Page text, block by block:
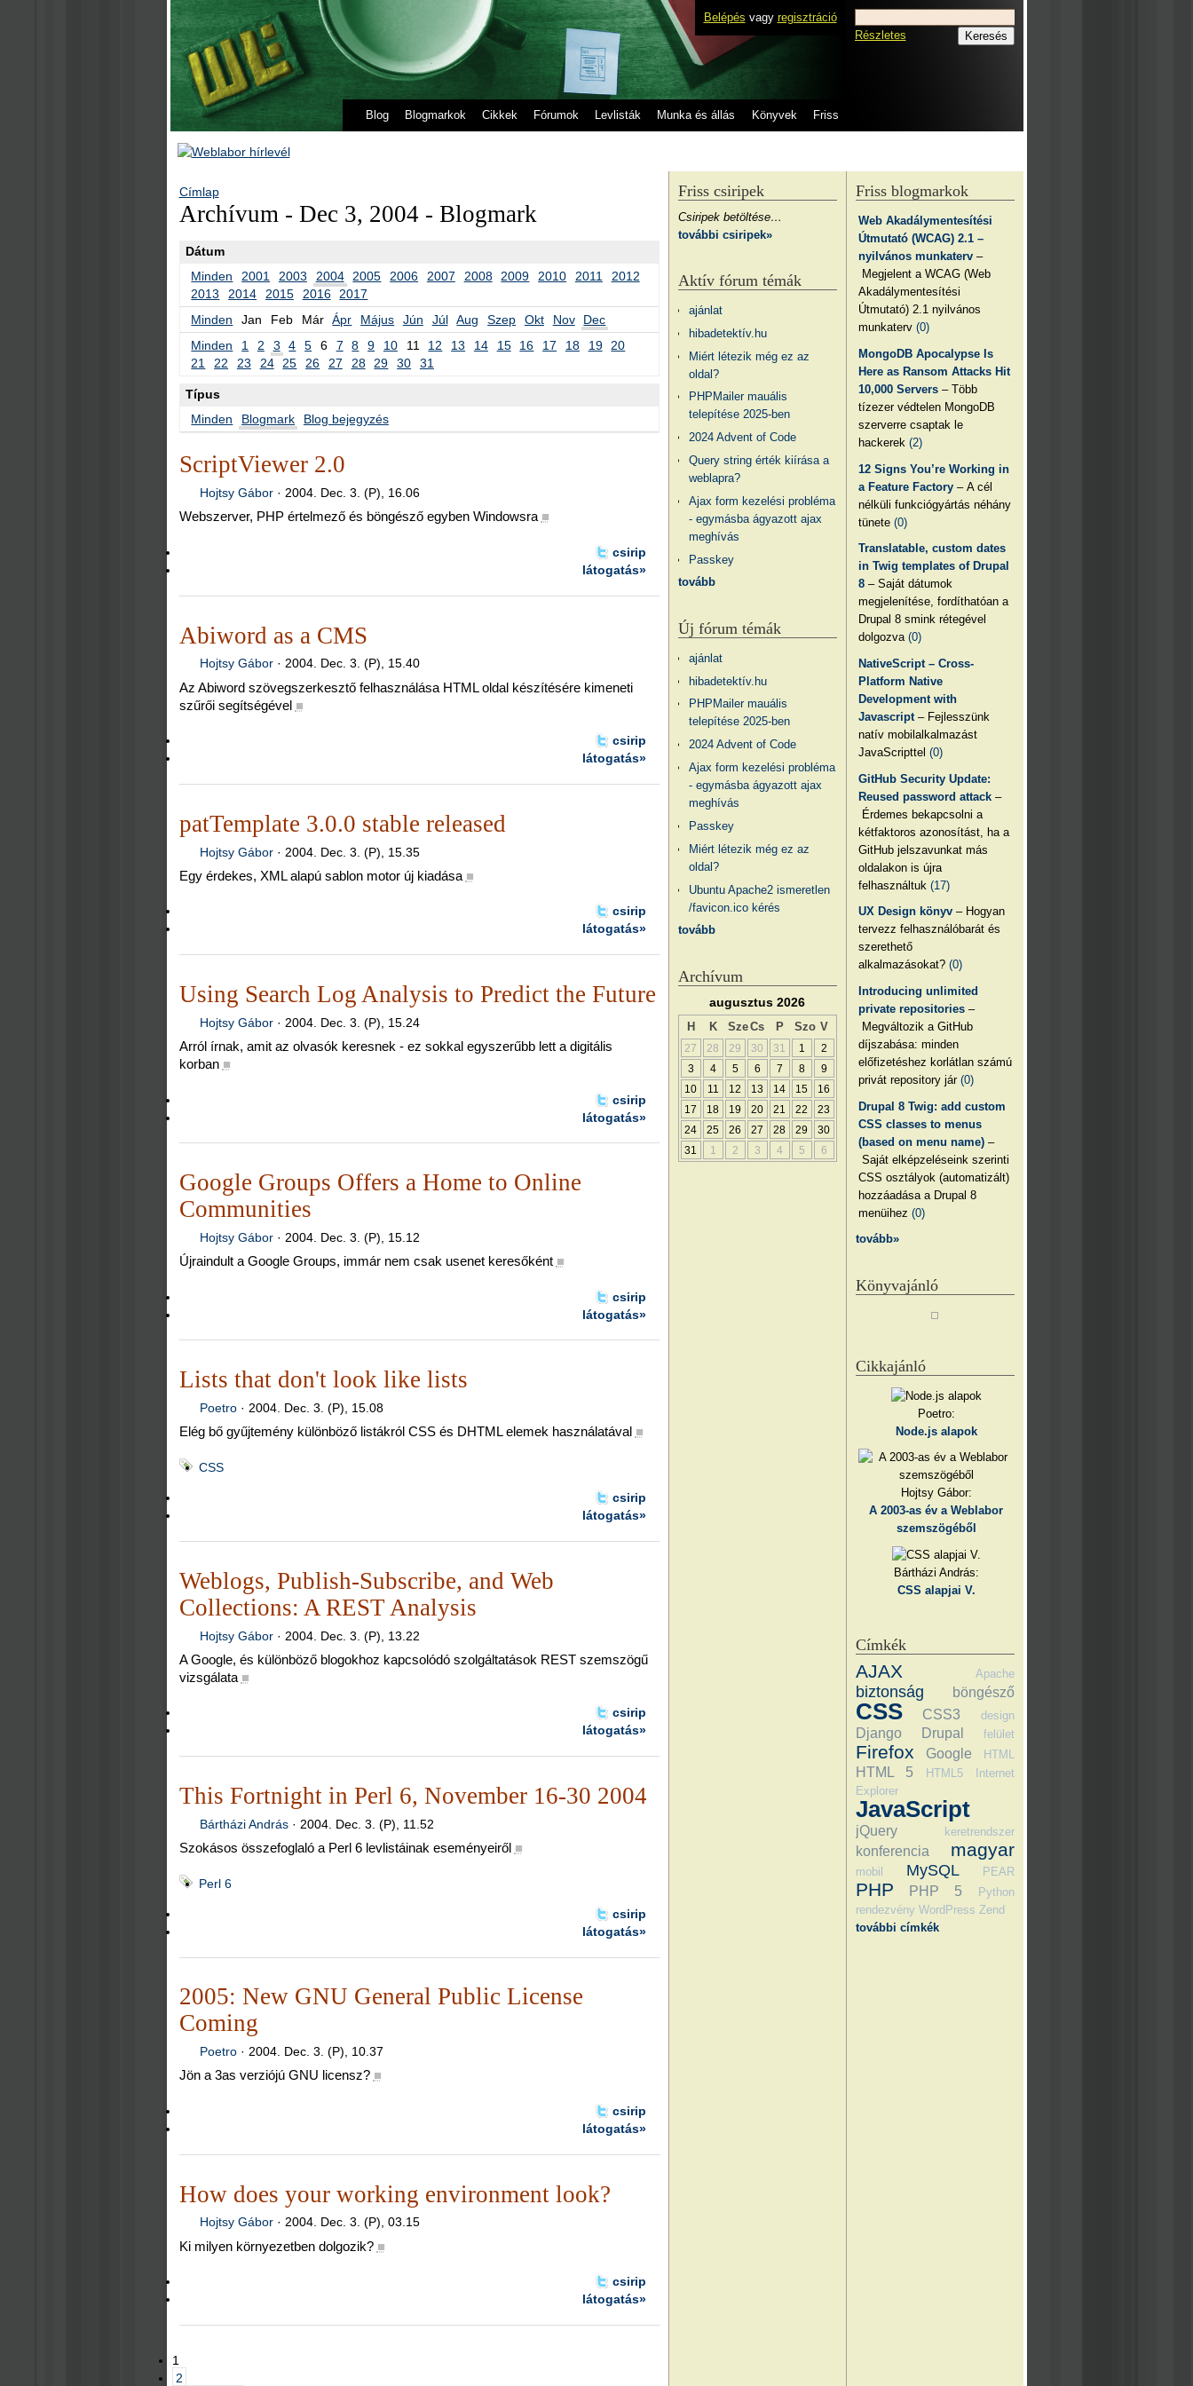
Belépés vagy regisztráció
Blog Blogmarkok Cikkek Fórumok Levlisták Munka és állás Könyvek Friss
Részletes
Címlap
Archívum - Dec 3, 2004 - Blogmark
Dátum
Minden
2001 2003 2004 2005 2006 2007 2008 2009 2010 2011
2012
2013
2014 2015 2016
2017
Minden
Jan Feb Már Ápr Május Jún Júl Aug Szep Okt Nov
Dec
Minden
1 2 3 4 5 6 7 8 9 10 11 12 13 14 15 16 17 18 19
20
21
22 23 24 25 26 27 28 29 30 31
Típus
Minden
Blogmark Blog bejegyzés
ScriptViewer 2.0
Hojtsy Gábor ·2004. Dec. 3. (P), 16.06
Webszerver, PHP értelmező és böngésző egyben Windowsra ■
csirip
látogatás»
Abiword as a CMS
Hojtsy Gábor ·2004. Dec. 3. (P), 15.40
Az Abiword szövegszerkesztő felhasználása HTML oldal készítésére kimeneti
szűrői segítségével ■
csirip
látogatás»
patTemplate 3.0.0 stable released
Hojtsy Gábor · 2004. Dec. 3. (P), 15.35
Egy érdekes, XML alapú sablon motor új kiadása ■
csirip
látogatás»
Using Search Log Analysis to Predict the Future
Hojtsy Gábor · 2004. Dec. 3. (P), 15.24
Arról írnak, amit az olvasók keresnek - ez sokkal egyszerűbb lett a digitális
korban ■
csirip
látogatás»
Google Groups Offers a Home to Online
Communities
Hojtsy Gábor · 2004. Dec. 3. (P), 15.12
Újraindult a Google Groups, immár nem csak usenet keresőként ■
csirip
látogatás»
Lists that don't look like lists
Poetro · 2004. Dec. 3. (P), 15.08
Elég bő gyűjtemény különböző listákról CSS és DHTML elemek használatával ■
CSS
csirip
látogatás»
Weblogs, Publish-Subscribe, and Web
Collections: A REST Analysis
Hojtsy Gábor · 2004. Dec. 3. (P), 13.22
A Google, és különböző blogokhoz kapcsolódó szolgáltatások REST szemszögű
vizsgálata ■
csirip
látogatás»
This Fortnight in Perl 6, November 16-30 2004
Bártházi András · 2004. Dec. 3. (P), 11.52
Szokásos összefoglaló a Perl 6 levlistáinak eseményeiről ■
Perl 6
csirip
látogatás»
2005: New GNU General Public License
Coming
Poetro ·2004. Dec. 3. (P), 10.37
Jön a 3as verziójú GNU licensz? ■
csirip
látogatás»
How does your working environment look?
Hojtsy Gábor ·2004. Dec. 3. (P), 03.15
Ki milyen környezetben dolgozik? ■
csirip
látogatás»
1
2
Friss blogmarkok
Web Akadálymentesítési
Útmutató (WCAG) 2.1 –
nyilvános munkaterv –
Megjelent a WCAG (Web
Akadálymentesítési
Útmutató) 2.1 nyilvános
munkaterv(0)
MongoDB Apocalypse Is
Here as Ransom Attacks Hit
10,000 Servers – Több
tízezer védtelen MongoDB
szerverre csaptak le
hackerek(2)
12 Signs You’re Working in
a Feature Factory – A cél
nélküli funkciógyártás néhány
tünete(0)
Translatable, custom dates
in Twig templates of Drupal
8 – Saját dátumok
megjelenítése, fordíthatóan a
Drupal 8 smink rétegével
dolgozva(0)
NativeScript – Cross-
Platform Native
Development with
Javascript – Fejlesszünk
natív mobilalkalmazást
JavaScripttel(0)
GitHub Security Update:
Reused password attack –
Érdemes bekapcsolni a
kétfaktoros azonosítást, ha a
GitHub jelszavunkat más
oldalakon is újra
felhasználtuk(17)
UX Design könyv – Hogyan
tervezz felhasználóbarát és
szerethető
alkalmazásokat?(0)
Introducing unlimited
private repositories –
Megváltozik a GitHub
díjszabása: minden
előfizetéshez korlátlan számú
privát repository jár(0)
Drupal 8 Twig: add custom
CSS classes to menus
(based on menu name) –
Saját elképzeléseink szerinti
CSS osztályok (automatizált)
hozzáadása a Drupal 8
menüihez(0)
tovább»
Könyvajánló
Cikkajánló
Poetro:
Node.js alapok
Hojtsy Gábor:
A 2003-as év a Weblabor
szemszögéből
Bártházi András:
CSS alapjai V.
Címkék
AJAX Apache
biztonság böngésző
CSS CSS3 design
Django Drupal felület
Firefox Google HTML
HTML 5 HTML5
Internet
Explorer
JavaScript
jQuery keretrendszer
konferencia magyar
mobil MySQL PEAR
PHP PHP 5
Python
rendezvény WordPress Zend
további címkék
Friss csiripek
Csiripek betöltése…
további csiripek»
Aktív fórum témák
ajánlat
hibadetektív.hu
Miért létezik még ez az
oldal?
PHPMailer mauális
telepítése 2025-ben
2024 Advent of Code
Query string érték kiírása a
weblapra?
Ajax form kezelési probléma
- egymásba ágyazott ajax
meghívás
Passkey
tovább
Új fórum témák
ajánlat
hibadetektív.hu
PHPMailer mauális
telepítése 2025-ben
2024 Advent of Code
Ajax form kezelési probléma
- egymásba ágyazott ajax
meghívás
Passkey
Miért létezik még ez az
oldal?
Ubuntu Apache2 ismeretlen
/favicon.ico kérés
tovább
Archívum
augusztus 2026
H K SzeCs P Szo V
27 28 29 30 31 1
2
3
4 5 6 7 8
9
10
11 12 13 14 15
16
17
18 19 20 21 22
23
24
25 26 27 28 29
30
31
1 2 3 4 5 6